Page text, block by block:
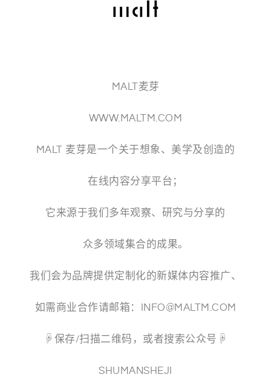
MALT麦芽
WWW.MALTM.COM
MALT 麦芽是一个关于想象、美学及创造的
在线内容分享平台；
它来源于我们多年观察、研究与分享的
众多领域集合的成果。
我们会为品牌提供定制化的新媒体内容推广、
如需商业合作请邮箱：INFO@MALTM.COM
☟保存/扫描二维码，或者搜索公众号☟
SHUMANSHEJI